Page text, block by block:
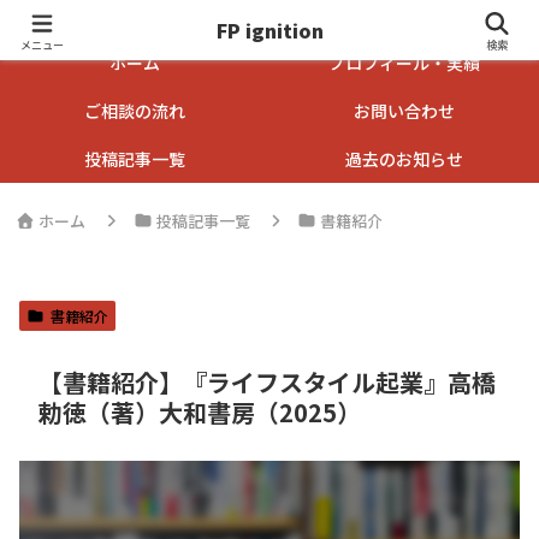
FP ignition
ホーム
プロフィール・実績
ご相談の流れ
お問い合わせ
投稿記事一覧
過去のお知らせ
ホーム 投稿記事一覧 書籍紹介
書籍紹介
【書籍紹介】『ライフスタイル起業』高橋
勅徳（著）大和書房（2025）
メニュー
FP ignition
検索